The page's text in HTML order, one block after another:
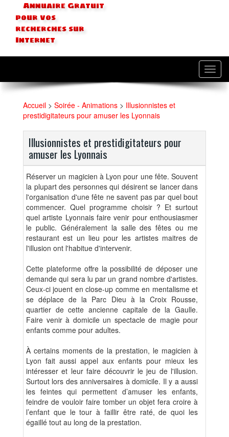
Annuaire Gratuit
pour vos
recherches sur
Internet
Accueil > Soirée - Animations > Illusionnistes et
prestidigitateurs pour amuser les Lyonnais
Illusionnistes et prestidigitateurs pour
amuser les Lyonnais
Réserver un magicien à Lyon pour une fête. Souvent
la plupart des personnes qui désirent se lancer dans
l'organisation d'une fête ne savent pas par quel bout
commencer. Quel programme choisir ? Et surtout
quel artiste Lyonnais faire venir pour enthousiasmer
le public. Généralement la salle des fêtes ou me
restaurant est un lieu pour les artistes maitres de
l'illusion ont l'habitue d'intervenir.
Cette plateforme offre la possibilité de déposer une
demande qui sera lu par un grand nombre d'artistes.
Ceux-ci jouent en close-up comme en mentalisme et
se déplace de la Parc Dieu à la Croix Rousse,
quartier de cette ancienne capitale de la Gaulle.
Faire venir à domicile un spectacle de magie pour
enfants comme pour adultes.
À certains moments de la prestation, le magicien à
Lyon fait aussi appel aux enfants pour mieux les
intéresser et leur faire découvrir le jeu de l'illusion.
Surtout lors des anniversaires à domicile. Il y a aussi
les feintes qui permettent d’amuser les enfants,
feindre de vouloir faire tomber un objet fera croire à
l’enfant que le tour à faillir être raté, de quoi les
égaillé tout au long de la prestation.